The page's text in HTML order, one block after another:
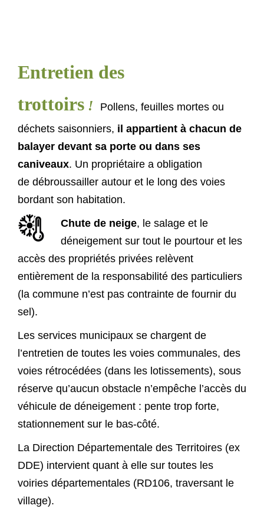
Entretien des
trottoirs !
Pollens, feuilles mortes ou
déchets saisonniers, il appartient à chacun de
balayer devant sa porte ou dans ses
caniveaux. Un propriétaire a obligation
de débroussailler autour et le long des voies
bordant son habitation.
Chute de neige, le salage et le
déneigement sur tout le pourtour et les
accès des propriétés privées relèvent
entièrement de la responsabilité des particuliers
(la commune n’est pas contrainte de fournir du
sel).
Les services municipaux se chargent de
l’entretien de toutes les voies communales, des
voies rétrocédées (dans les lotissements), sous
réserve qu’aucun obstacle n’empêche l’accès du
véhicule de déneigement : pente trop forte,
stationnement sur le bas-côté.
La Direction Départementale des Territoires (ex
DDE) intervient quant à elle sur toutes les
voiries départementales (RD106, traversant le
village).